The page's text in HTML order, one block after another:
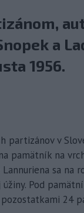
a
1956.
partizánov v
pamätník na
sa na
Pod
24